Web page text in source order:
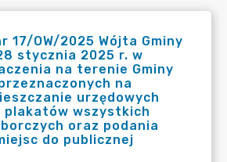
17/OW/2025 Wójta Gminy
stycznia 2025 r. w
na terenie Gminy
na
urzędowych
plakatów wszystkich
oraz podania
do publicznej